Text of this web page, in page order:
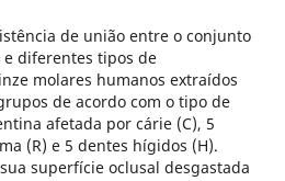
de união entre o conjunto
diferentes tipos de
molares humanos extraídos
de acordo com o tipo de
afetada por cárie (C), 5
(R) e 5 dentes hígidos (H).
superfície oclusal desgastada